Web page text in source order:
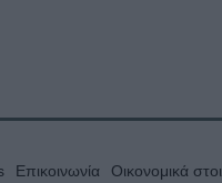
Επικοινωνία Οικονομικά